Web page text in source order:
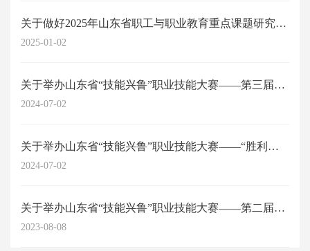
关于做好2025年山东省职工与职业教育重点课题研究工作的通知
2025-01-02
关于举办山东省“技能兴鲁”职业技能大赛——第三届山东省劳动关系协调师职业技能...
2024-07-02
关于举办山东省“技能兴鲁”职业技能大赛——“胜利杯”第四届山东省职工与职业教...
2024-07-02
关于举办山东省“技能兴鲁”职业技能大赛——第二届山东省劳动关系协调员职业技能...
2023-08-08